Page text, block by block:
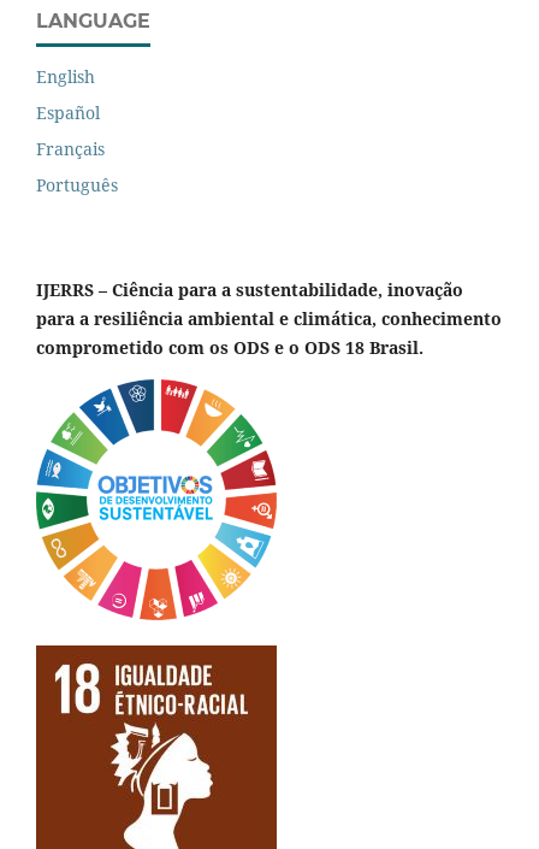
LANGUAGE
English
Español
Français
Português
IJERRS – Ciência para a sustentabilidade, inovação
para a resiliência ambiental e climática, conhecimento
comprometido com os ODS e o ODS 18 Brasil.